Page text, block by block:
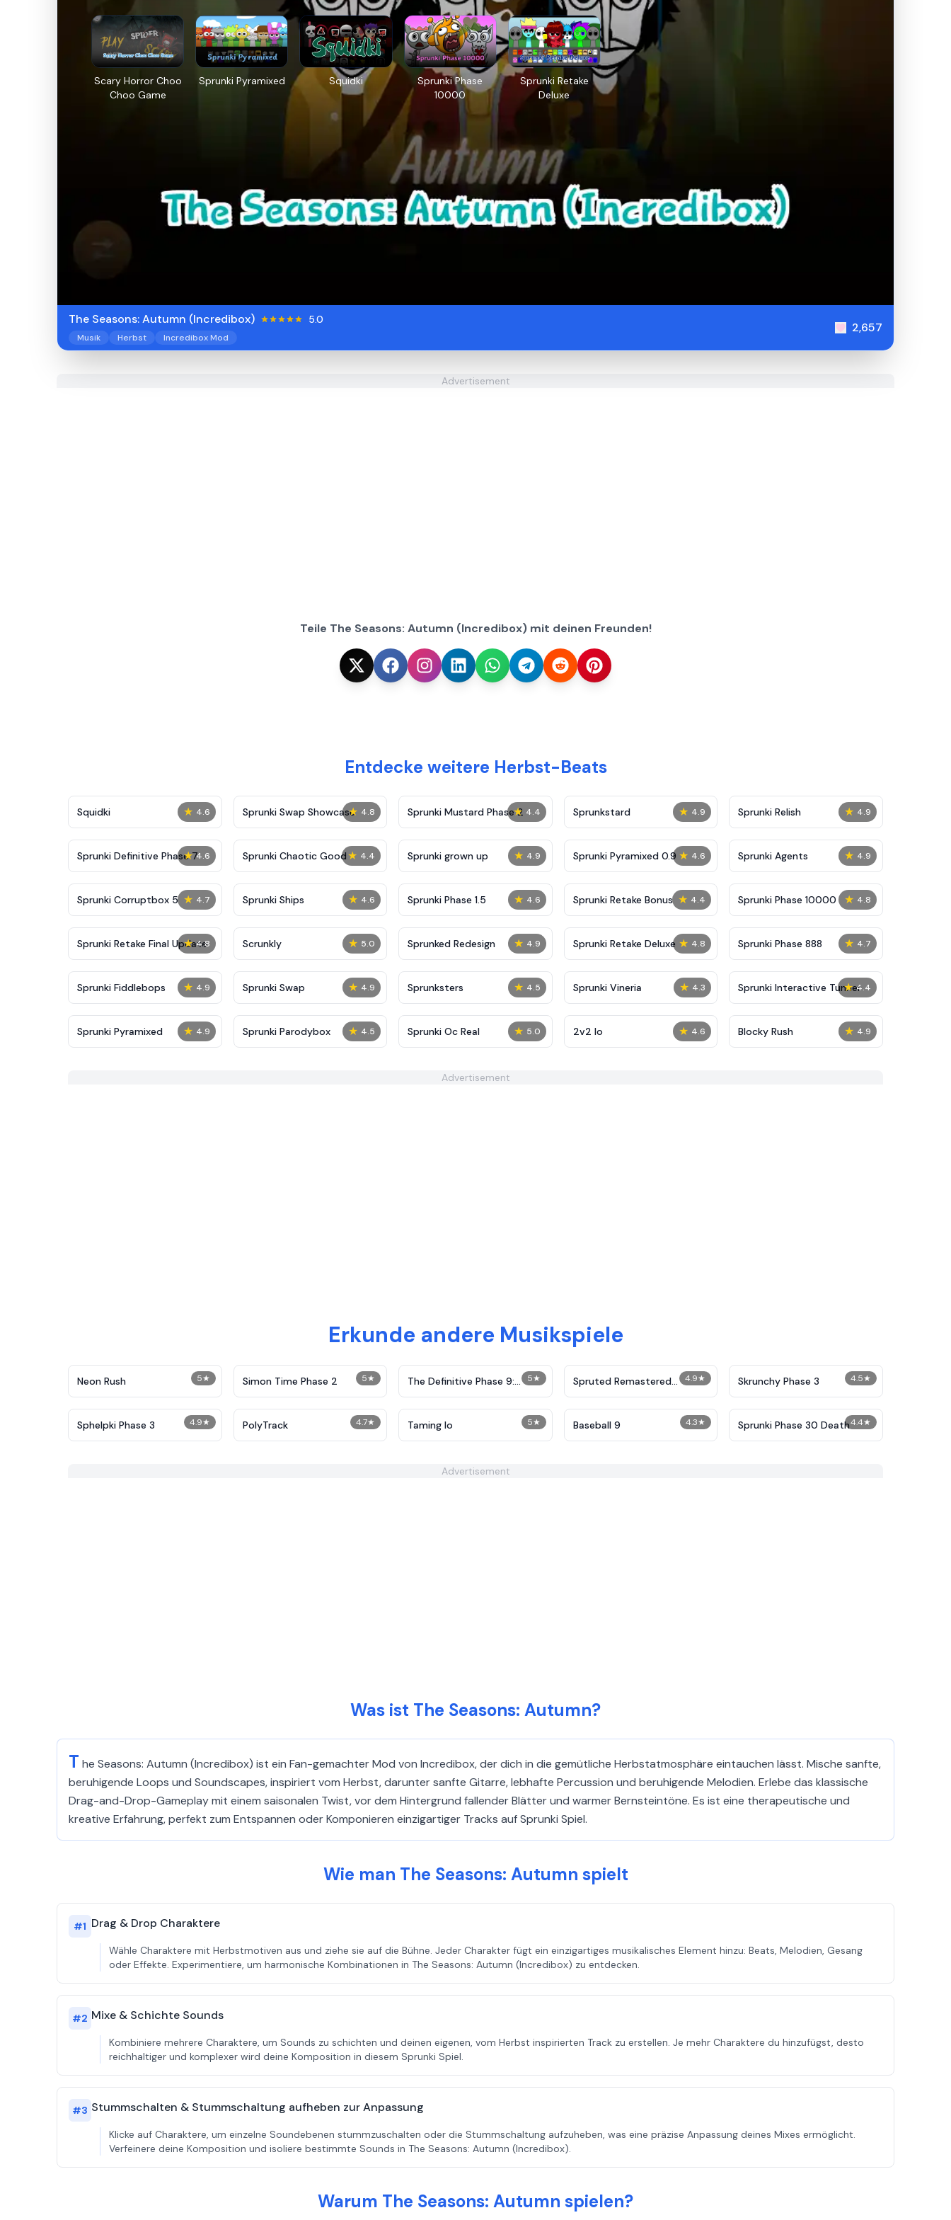
Scary Horror Choo
Choo Game
Sprunki Pyramixed Squidki
Sprunki Phase
10000
Sprunki Retake
Deluxe
The Seasons: Autumn (Incredibox) 5.0
Musik Herbst Incredibox Mod
2,657
Advertisement
Teile The Seasons: Autumn (Incredibox) mit deinen Freunden!
Entdecke weitere Herbst-Beats
★ 4.6
Squidki ★ 4.8
Sprunki Swap Showcase ★ 4.4
Sprunki Mustard Phase 2 ★ 4.9
Sprunkstard ★ 4.9
Sprunki Relish
★ 4.6
Sprunki Definitive Phase 7 ★ 4.4
Sprunki Chaotic Good ★ 4.9
Sprunki grown up ★ 4.6
Sprunki Pyramixed 0.9 ★ 4.9
Sprunki Agents
★ 4.7
Sprunki Corruptbox 5 ★ 4.6
Sprunki Ships ★ 4.6
Sprunki Phase 1.5 ★ 4.4
Sprunki Retake Bonus ★ 4.8
Sprunki Phase 10000
★ 4.8
Sprunki Retake Final Update ★ 5.0
Scrunkly ★ 4.9
Sprunked Redesign ★ 4.8
Sprunki Retake Deluxe ★ 4.7
Sprunki Phase 888
★ 4.9
Sprunki Fiddlebops ★ 4.9
Sprunki Swap ★ 4.5
Sprunksters ★ 4.3
Sprunki Vineria ★ 4.4
Sprunki Interactive Tunner
★ 4.9
Sprunki Pyramixed ★ 4.5
Sprunki Parodybox ★ 5.0
Sprunki Oc Real ★ 4.6
2v2 Io ★ 4.9
Blocky Rush
Advertisement
Erkunde andere Musikspiele
5★
Neon Rush 5★
Simon Time Phase 2 5★
The Definitive Phase 9:
Demolition
4.9★
Spruted Remastered
Alternative Phase 2
4.5★
Skrunchy Phase 3
4.9★
Sphelpki Phase 3 4.7★
PolyTrack 5★
Taming Io 4.3★
Baseball 9 4.4★
Sprunki Phase 30 Death
Advertisement
Was ist The Seasons: Autumn?
T he Seasons: Autumn (Incredibox) ist ein Fan-gemachter Mod von Incredibox, der dich in die gemütliche Herbstatmosphäre eintauchen lässt. Mische sanfte,
beruhigende Loops und Soundscapes, inspiriert vom Herbst, darunter sanfte Gitarre, lebhafte Percussion und beruhigende Melodien. Erlebe das klassische
Drag-and-Drop-Gameplay mit einem saisonalen Twist, vor dem Hintergrund fallender Blätter und warmer Bernsteintöne. Es ist eine therapeutische und
kreative Erfahrung, perfekt zum Entspannen oder Komponieren einzigartiger Tracks auf Sprunki Spiel.
Wie man The Seasons: Autumn spielt
#1 Drag & Drop Charaktere
Wähle Charaktere mit Herbstmotiven aus und ziehe sie auf die Bühne. Jeder Charakter fügt ein einzigartiges musikalisches Element hinzu: Beats, Melodien, Gesang
oder Effekte. Experimentiere, um harmonische Kombinationen in The Seasons: Autumn (Incredibox) zu entdecken.
#2 Mixe & Schichte Sounds
Kombiniere mehrere Charaktere, um Sounds zu schichten und deinen eigenen, vom Herbst inspirierten Track zu erstellen. Je mehr Charaktere du hinzufügst, desto
reichhaltiger und komplexer wird deine Komposition in diesem Sprunki Spiel.
#3 Stummschalten & Stummschaltung aufheben zur Anpassung
Klicke auf Charaktere, um einzelne Soundebenen stummzuschalten oder die Stummschaltung aufzuheben, was eine präzise Anpassung deines Mixes ermöglicht.
Verfeinere deine Komposition und isoliere bestimmte Sounds in The Seasons: Autumn (Incredibox).
Warum The Seasons: Autumn spielen?